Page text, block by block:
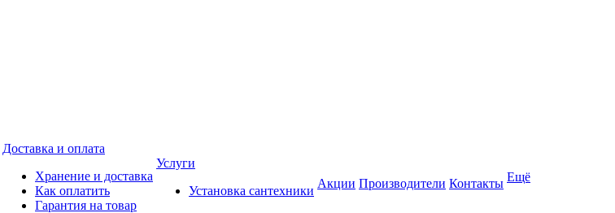
Доставка и оплата
Хранение и доставка
Как оплатить
Гарантия на товар
Услуги
Установка сантехники
Акции Производители Контакты Ещё